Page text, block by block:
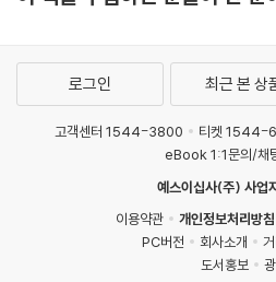
로그인 최근 본 상
고객센터 1544-3800 티켓 1544-
eBook 1:1문의/채
예스이십사(주) 사업
이용약관
개인정보처리방침
PC버전
회사소개
도서홍보